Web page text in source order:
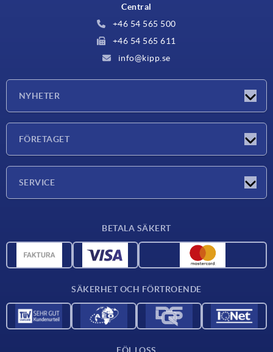
Central
+46 54 565 500
+46 54 565 611
info@kipp.se
NYHETER
FÖRETAGET
SERVICE
CAD-data
BETALA SÄKERT
SÄKERHET OCH FÖRTROENDE